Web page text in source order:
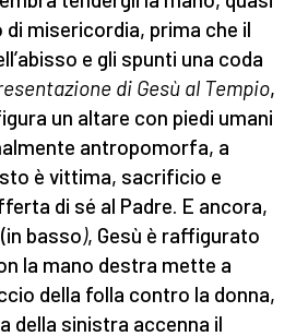
misericordia, prima che il
e gli spunti una coda
di Gesù al Tempio,
un altare con piedi umani
antropomorfa, a
è vittima, sacrificio e
di sé al Padre. E ancora,
(in basso), Gesù è raffigurato
la mano destra mette a
della folla contro la donna,
della sinistra accenna il